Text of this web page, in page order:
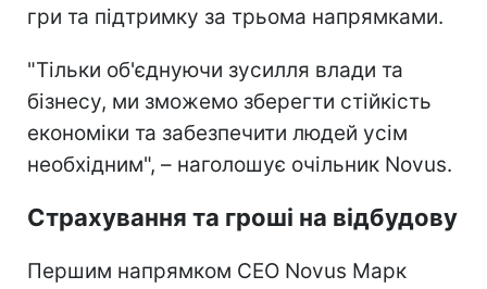
гри та підтримку за трьома напрямками.
"Тільки об'єднуючи зусилля влади та
бізнесу, ми зможемо зберегти стійкість
економіки та забезпечити людей усім
необхідним", – наголошує очільник Novus.
Страхування та гроші на відбудову
Першим напрямком CEO Novus Марк